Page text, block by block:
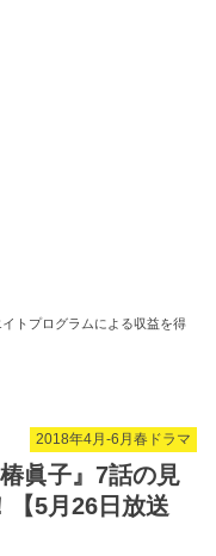
トプログラムによる収益を得
2018年4月-6月春ドラマ
眞子』7話の見
【5月26日放送